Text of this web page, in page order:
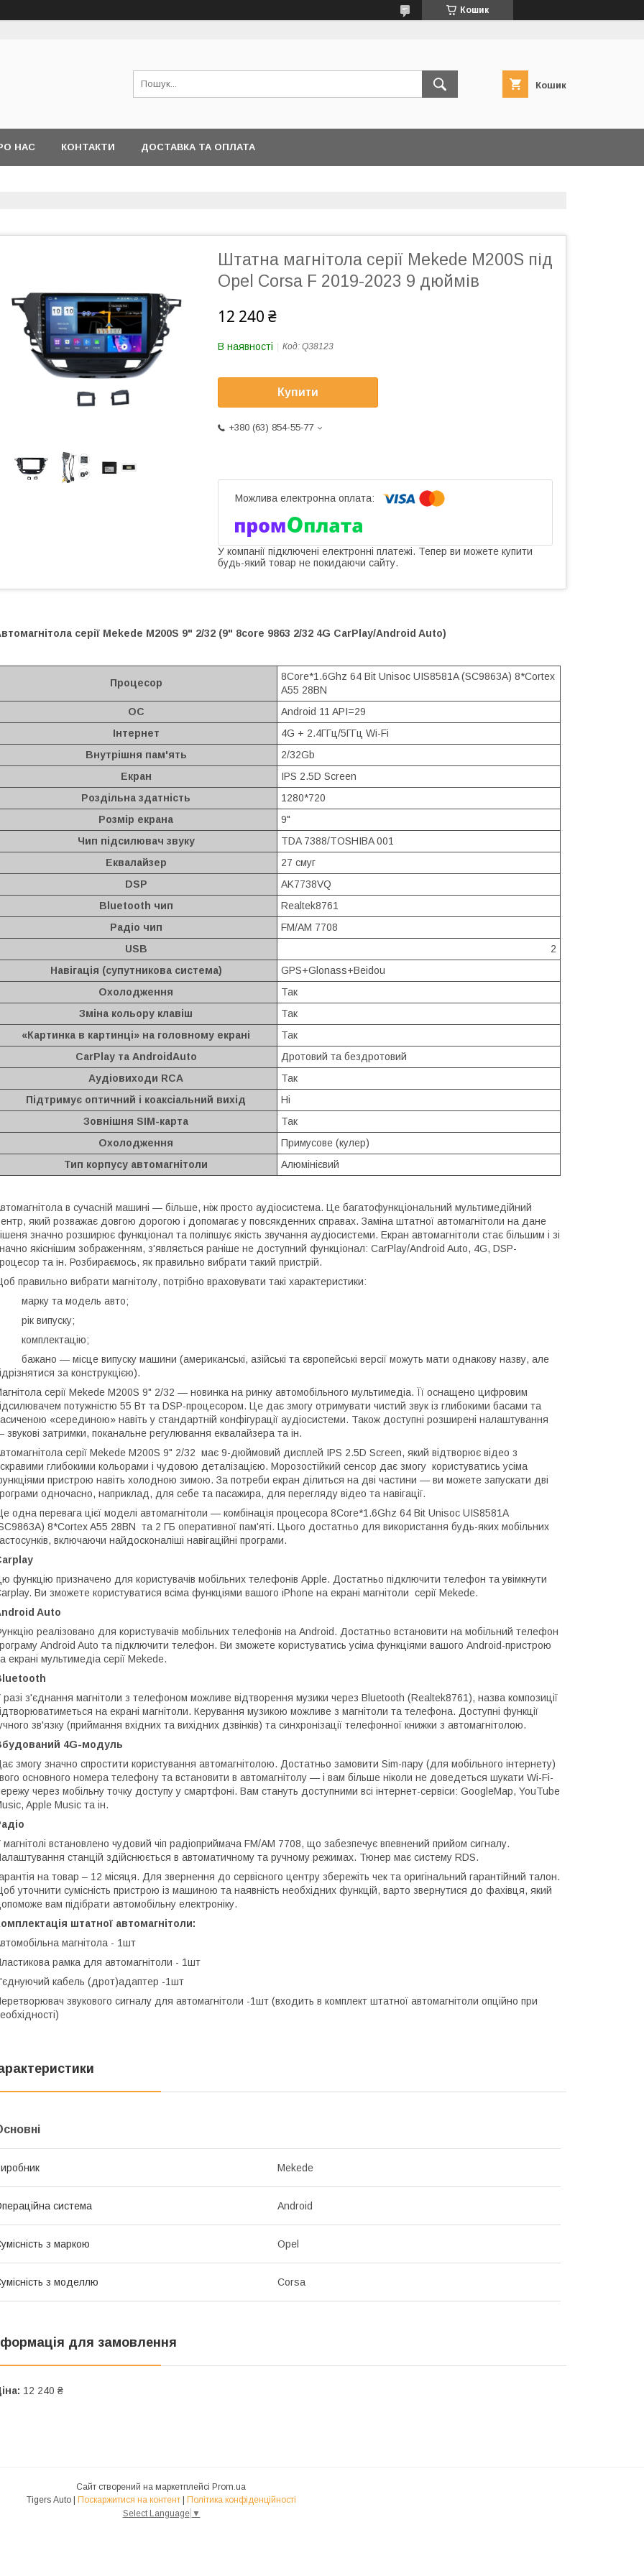
Кошик
Кошик
НАС КОНТАКТИ ДОСТАВКА ТА ОПЛАТА
Штатна магнітола серії Mekede M200S під
Opel Corsa F 2019-2023 9 дюймів
12 240 ₴
В наявності Код: Q38123
Купити
+380 (63) 854-55-77
У компанії підключені електронні платежі. Тепер ви можете купити
будь-який товар не покидаючи сайту.
серії Mekede M200S 9" 2/32 (9" 8core 9863 2/32 4G CarPlay/Android Auto)
Процесор
8Core*1.6Ghz 64 Bit Unisoc UIS8581A (SC9863A) 8*Cortex
A55 28BN
ОС
Android 11 API=29
Інтернет
4G + 2.4ГГц/5ГГц Wi-Fi
Внутрішня пам'ять
2/32Gb
Екран
IPS 2.5D Screen
Роздільна здатність
1280*720
Розмір екрана
9"
Чип підсилювач звуку
TDA 7388/TOSHIBA 001
Еквалайзер
27 смуг
DSP
AK7738VQ
Bluetooth чип
Realtek8761
Радіо чип
FM/AM 7708
USB
2
Навігація (супутникова система)
GPS+Glonass+Beidou
Охолодження
Так
Зміна кольору клавіш
Так
«Картинка в картинці» на головному екрані
Так
CarPlay та AndroidAuto
Дротовий та бездротовий
Аудіовиходи RCA
Так
Підтримує оптичний і коаксіальний вихід
Ні
Зовнішня SIM-карта
Так
Охолодження
Примусове (кулер)
Тип корпусу автомагнітоли
Алюмінієвий
в сучасній машині — більше, ніж просто аудіосистема. Це багатофункціональний мультимедійний
який розважає довгою дорогою і допомагає у повсякденних справах. Заміна штатної автомагнітоли на дане
значно розширює функціонал та поліпшує якість звучання аудіосистеми. Екран автомагнітоли стає більшим і зі
якіснішим зображенням, з'являється раніше не доступний функціонал: CarPlay/Android Auto, 4G, DSP-
та ін. Розбираємось, як правильно вибрати такий пристрій.
правильно вибрати магнітолу, потрібно враховувати такі характеристики:
марку та модель авто;
рік випуску;
комплектацію;
бажано — місце випуску машини (американські, азійські та європейські версії можуть мати однакову назву, але
за конструкцією).
серії Mekede M200S 9" 2/32 — новинка на ринку автомобільного мультимедіа. Її оснащено цифровим
потужністю 55 Вт та DSP-процесором. Це дає змогу отримувати чистий звук із глибокими басами та
«серединою» навіть у стандартній конфігурації аудіосистеми. Також доступні розширені налаштування
звукові затримки, поканальне регулювання еквалайзера та ін.
серії Mekede M200S 9" 2/32 має 9-дюймовий дисплей IPS 2.5D Screen, який відтворює відео з
глибокими кольорами і чудовою деталізацією. Морозостійкий сенсор дає змогу користуватись усіма
пристрою навіть холодною зимою. За потреби екран ділиться на дві частини — ви можете запускати дві
одночасно, наприклад, для себе та пасажира, для перегляду відео та навігації.
одна перевага цієї моделі автомагнітоли — комбінація процесора 8Core*1.6Ghz 64 Bit Unisoc UIS8581A
8*Cortex A55 28BN та 2 ГБ оперативної пам'яті. Цього достатньо для використання будь-яких мобільних
включаючи найдосконаліші навігаційні програми.
функцію призначено для користувачів мобільних телефонів Apple. Достатньо підключити телефон та увімкнути
Ви зможете користуватися всіма функціями вашого iPhone на екрані магнітоли серії Mekede.
Auto
реалізовано для користувачів мобільних телефонів на Android. Достатньо встановити на мобільний телефон
Android Auto та підключити телефон. Ви зможете користуватись усіма функціями вашого Android-пристрою
екрані мультимедіа серії Mekede.
разі з'єднання магнітоли з телефоном можливе відтворення музики через Bluetooth (Realtek8761), назва композиції
на екрані магнітоли. Керування музикою можливе з магнітоли та телефона. Доступні функції
зв'язку (приймання вхідних та вихідних дзвінків) та синхронізації телефонної книжки з автомагнітолою.
4G-модуль
змогу значно спростити користування автомагнітолою. Достатньо замовити Sim-пару (для мобільного інтернету)
основного номера телефону та встановити в автомагнітолу — і вам більше ніколи не доведеться шукати Wi-Fi-
через мобільну точку доступу у смартфоні. Вам стануть доступними всі інтернет-сервіси: GoogleMap, YouTube
Apple Music та ін.
магнітолі встановлено чудовий чіп радіоприймача FM/AM 7708, що забезпечує впевнений прийом сигналу.
станцій здійснюється в автоматичному та ручному режимах. Тюнер має систему RDS.
на товар – 12 місяця. Для звернення до сервісного центру збережіть чек та оригінальний гарантійний талон.
уточнити сумісність пристрою із машиною та наявність необхідних функцій, варто звернутися до фахівця, який
вам підібрати автомобільну електроніку.
штатної автомагнітоли:
магнітола - 1шт
рамка для автомагнітоли - 1шт
кабель (дрот)адаптер -1шт
звукового сигналу для автомагнітоли -1шт (входить в комплект штатної автомагнітоли опційно при
Mekede
система Android
з маркою Opel
з моделлю Corsa
для замовлення
12 240 ₴
Сайт створений на маркетплейсі Prom.ua
Поскаржитися на контент
Політика конфіденційності
Select Language ▼